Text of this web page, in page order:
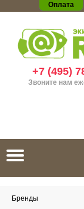
Оплата
+7 (495)
Звоните нам
Toggle
navigation
Бренды